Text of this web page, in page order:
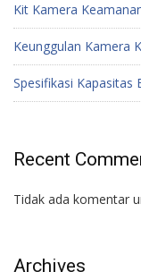
Kit Kamera
Keunggulan Kamera
Spesifikasi Kapasitas
Recent
Tidak ada komentar
Archives